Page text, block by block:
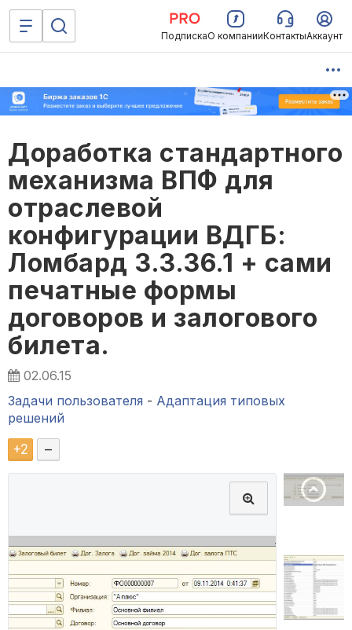
ПодпискаО компанииКонтактыАккаунт
Доработка стандартного
механизма ВПФ для
отраслевой
конфигурации ВДГБ:
Ломбард 3.3.36.1 + сами
печатные формы
договоров и залогового
билета.
02.06.15
Задачи пользователя - Адаптация типовых
решений
+2 –